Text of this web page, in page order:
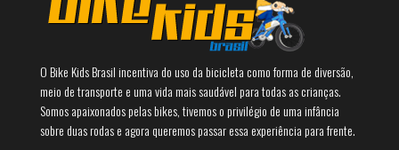
O Bike Kids Brasil incentiva do uso da bicicleta como forma de diversão,
meio de transporte e uma vida mais saudável para todas as crianças.
Somos apaixonados pelas bikes, tivemos o privilégio de uma infância
sobre duas rodas e agora queremos passar essa experiência para frente.